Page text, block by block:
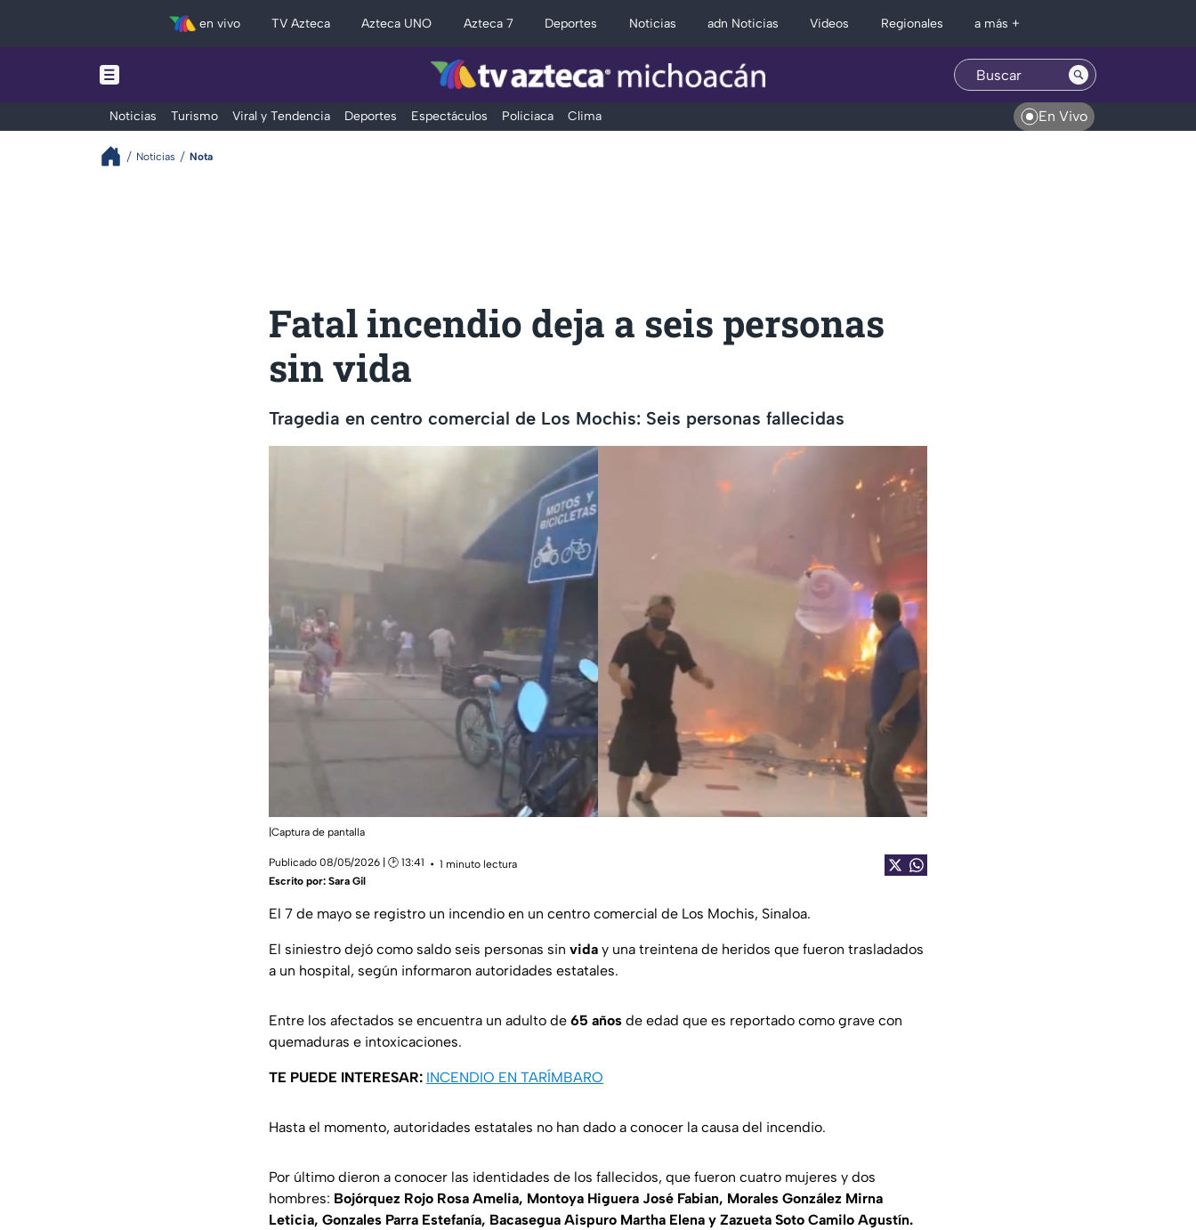
en vivo TV Azteca Azteca UNO Azteca 7 Deportes Noticias adn Noticias Videos Regionales a más +
Noticias Turismo Viral y Tendencia Deportes Espectáculos Policiaca Clima En Vivo
Noticias Nota
Fatal incendio deja a seis personas
sin vida
Tragedia en centro comercial de Los Mochis: Seis personas fallecidas
|Captura de pantalla
Publicado 08/05/2026 | 🕑 13:41
1 minuto lectura
Escrito por: Sara Gil
El 7 de mayo se registro un incendio en un centro comercial de Los Mochis, Sinaloa.
El siniestro dejó como saldo seis personas sin vida y una treintena de heridos que fueron trasladados
a un hospital, según informaron autoridades estatales.
Entre los afectados se encuentra un adulto de 65 años de edad que es reportado como grave con
quemaduras e intoxicaciones.
TE PUEDE INTERESAR: INCENDIO EN TARÍMBARO
Hasta el momento, autoridades estatales no han dado a conocer la causa del incendio.
Por último dieron a conocer las identidades de los fallecidos, que fueron cuatro mujeres y dos
hombres: Bojórquez Rojo Rosa Amelia, Montoya Higuera José Fabian, Morales González Mirna
Leticia, Gonzales Parra Estefanía, Bacasegua Aispuro Martha Elena y Zazueta Soto Camilo Agustín.